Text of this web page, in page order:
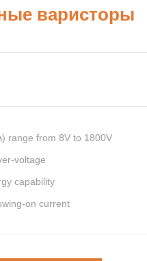
варисторы
range from 8V to 1800V
voltage
capability
on current